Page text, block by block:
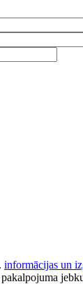
informācijas un